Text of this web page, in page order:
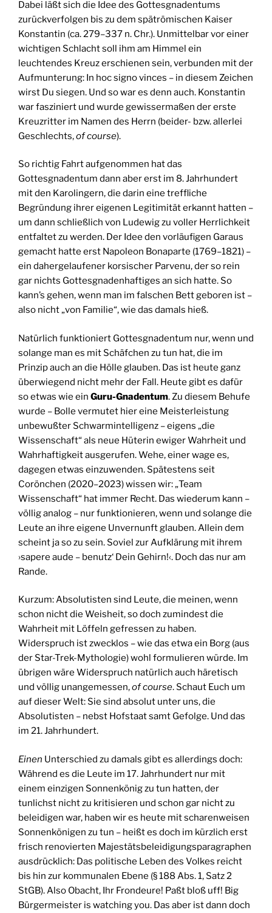
Dabei läßt sich die Idee des Gottesgnadentums
zurückverfolgen bis zu dem spätrömischen Kaiser
Konstantin (ca. 279–337 n. Chr.). Unmittelbar vor einer
wichtigen Schlacht soll ihm am Himmel ein
leuchtendes Kreuz erschienen sein, verbunden mit der
Aufmunterung: In hoc signo vinces – in diesem Zeichen
wirst Du siegen. Und so war es denn auch. Konstantin
war fasziniert und wurde gewissermaßen der erste
Kreuzritter im Namen des Herrn (beider- bzw. allerlei
Geschlechts,of course).
So richtig Fahrt aufgenommen hat das
Gottesgnadentum dann aber erst im 8. Jahrhundert
mit den Karolingern, die darin eine treffliche
Begründung ihrer eigenen Legitimität erkannt hatten –
um dann schließlich von Ludewig zu voller Herrlichkeit
entfaltet zu werden. Der Idee den vorläufigen Garaus
gemacht hatte erst Napoleon Bonaparte (1769–1821) –
ein dahergelaufener korsischer Parvenu, der so rein
gar nichts Gottesgnadenhaftiges an sich hatte. So
kann’s gehen, wenn man im falschen Bett geboren ist –
also nicht „von Familie“, wie das damals hieß.
Natürlich funktioniert Gottesgnadentum nur, wenn und
solange man es mit Schäfchen zu tun hat, die im
Prinzip auch an die Hölle glauben. Das ist heute ganz
überwiegend nicht mehr der Fall. Heute gibt es dafür
so etwas wie ein Guru-Gnadentum. Zu diesem Behufe
wurde – Bolle vermutet hier eine Meisterleistung
unbewußter Schwarmintelligenz – eigens „die
Wissenschaft“ als neue Hüterin ewiger Wahrheit und
Wahrhaftigkeit ausgerufen. Wehe, einer wage es,
dagegen etwas einzuwenden. Spätestens seit
Corönchen (2020–2023) wissen wir: „Team
Wissenschaft“ hat immer Recht. Das wiederum kann –
völlig analog – nur funktionieren, wenn und solange die
Leute an ihre eigene Unvernunft glauben. Allein dem
scheint ja so zu sein. Soviel zur Aufklärung mit ihrem
›sapere aude – benutz‘ Dein Gehirn!‹. Doch das nur am
Rande.
Kurzum: Absolutisten sind Leute, die meinen, wenn
schon nicht die Weisheit, so doch zumindest die
Wahrheit mit Löffeln gefressen zu haben.
Widerspruch ist zwecklos – wie das etwa ein Borg (aus
der Star-Trek-Mythologie) wohl formulieren würde. Im
übrigen wäre Widerspruch natürlich auch häretisch
und völlig unangemessen,of course. Schaut Euch um
auf dieser Welt: Sie sind absolut unter uns, die
Absolutisten – nebst Hofstaat samt Gefolge. Und das
im 21. Jahrhundert.
Einen Unterschied zu damals gibt es allerdings doch:
Während es die Leute im 17. Jahrhundert nur mit
einem einzigen Sonnenkönig zu tun hatten, der
tunlichst nicht zu kritisieren und schon gar nicht zu
beleidigen war, haben wir es heute mit scharenweisen
Sonnenkönigen zu tun – heißt es doch im kürzlich erst
frisch renovierten Majestätsbeleidigungsparagraphen
ausdrücklich: Das politische Leben des Volkes reicht
bis hin zur kommunalen Ebene (§ 188 Abs. 1, Satz 2
StGB). Also Obacht, Ihr Frondeure! Paßt bloß uff! Big
Bürgermeister is watching you. Das aber ist dann doch